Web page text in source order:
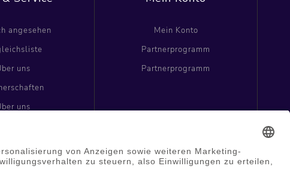
angesehen
uns
uns
Mein Konto
Partnerprogramm
Partnerprogramm